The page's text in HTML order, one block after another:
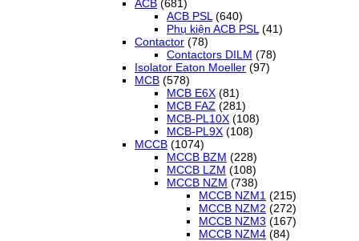
ACB (681)
ACB PSL (640)
Phụ kiện ACB PSL (41)
Contactor (78)
Contactors DILM (78)
Isolator Eaton Moeller (97)
MCB (578)
MCB E6X (81)
MCB FAZ (281)
MCB-PL10X (108)
MCB-PL9X (108)
MCCB (1074)
MCCB BZM (228)
MCCB LZM (108)
MCCB NZM (738)
MCCB NZM1 (215)
MCCB NZM2 (272)
MCCB NZM3 (167)
MCCB NZM4 (84)